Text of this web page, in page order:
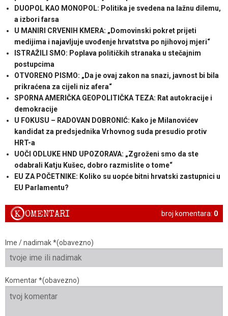
DUOPOL KAO MONOPOL: Politika je svedena na lažnu dilemu,
a izbori farsa
U MANIRI CRVENIH KMERA: „Domovinski pokret prijeti
medijima i najavljuje uvođenje hrvatstva po njihovoj mjeri“
ISTRAŽILI SMO: Poplava političkih stranaka u stečajnim
postupcima
OTVORENO PISMO: „Da je ovaj zakon na snazi, javnost bi bila
prikraćena za cijeli niz afera“
SPORNA AMERIČKA GEOPOLITIČKA TEZA: Rat autokracije i
demokracije
U FOKUSU – RADOVAN DOBRONIĆ: Kako je Milanovićev
kandidat za predsjednika Vrhovnog suda presudio protiv
HRT-a
UOČI ODLUKE HND UPOZORAVA: „Zgroženi smo da ste
odabrali Katju Kušec, dobro razmislite o tome“
EU ZA POČETNIKE: Koliko su uopće bitni hrvatski zastupnici u
EU Parlamentu?
broj komentara: 0
KOMENTARI
Ime / nadimak *(obavezno)
Komentar *(obavezno)